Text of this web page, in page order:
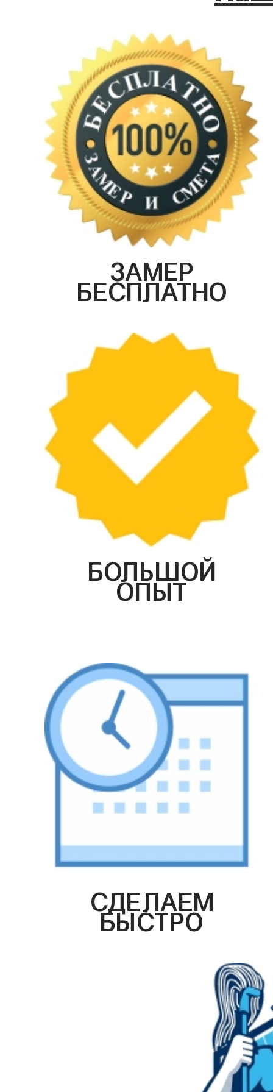
ЗАМЕР
БЕСПЛАТНО
БОЛЬШОЙ
ОПЫТ
СДЕЛАЕМ
БЫСТРО